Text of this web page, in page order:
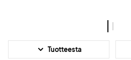
Tuotteesta